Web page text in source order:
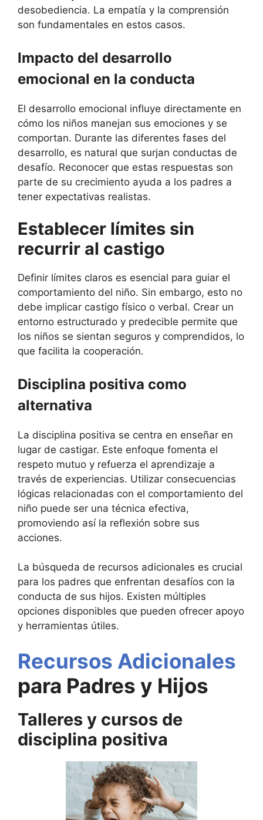
desobediencia. La empatía y la comprensión
son fundamentales en estos casos.
Impacto del desarrollo
emocional en la conducta
El desarrollo emocional influye directamente en
cómo los niños manejan sus emociones y se
comportan. Durante las diferentes fases del
desarrollo, es natural que surjan conductas de
desafío. Reconocer que estas respuestas son
parte de su crecimiento ayuda a los padres a
tener expectativas realistas.
Establecer límites sin
recurrir al castigo
Definir límites claros es esencial para guiar el
comportamiento del niño. Sin embargo, esto no
debe implicar castigo físico o verbal. Crear un
entorno estructurado y predecible permite que
los niños se sientan seguros y comprendidos, lo
que facilita la cooperación.
Disciplina positiva como
alternativa
La disciplina positiva se centra en enseñar en
lugar de castigar. Este enfoque fomenta el
respeto mutuo y refuerza el aprendizaje a
través de experiencias. Utilizar consecuencias
lógicas relacionadas con el comportamiento del
niño puede ser una técnica efectiva,
promoviendo así la reflexión sobre sus
acciones.
La búsqueda de recursos adicionales es crucial
para los padres que enfrentan desafíos con la
conducta de sus hijos. Existen múltiples
opciones disponibles que pueden ofrecer apoyo
y herramientas útiles.
Recursos Adicionales
para Padres y Hijos
Talleres y cursos de
disciplina positiva